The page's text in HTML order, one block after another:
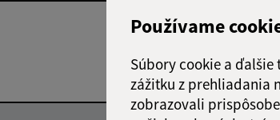
Používame
Súbory cookie a
zážitku z prehliadania
zobrazovali